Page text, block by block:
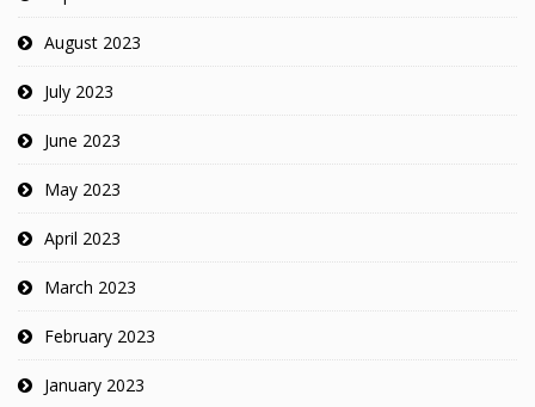
August 2023
July 2023
June 2023
May 2023
April 2023
March 2023
February 2023
January 2023